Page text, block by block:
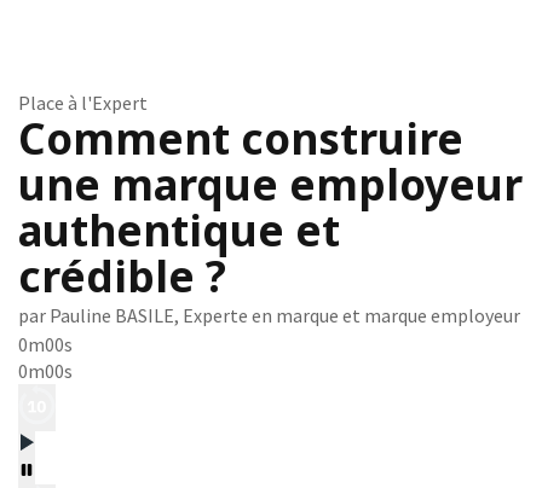
Place à l'Expert
Comment construire
une marque employeur
authentique et
crédible ?
par Pauline BASILE, Experte en marque et marque employeur
0m00s
0m00s